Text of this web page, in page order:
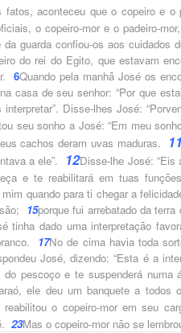
fatos, aconteceu que o copeiro e
o copeiro-mor e o padeiro-mor,
da guarda confiou-os aos cuidados
do rei do Egito, que estavam
6Quando pela manhã José os
casa de seu senhor: “Por que
interpretar”. Disse-lhes José:
seu sonho a José: “Em meu
cachos deram uvas maduras.
11
a ele”. 12Disse-lhe José: “Eis
e te reabilitará em tuas
quando para ti chegar a
15porque fui arrebatado da
tinha dado uma interpretação
17No de cima havia toda
José, dizendo: “Esta é a
pescoço e te suspenderá numa
ele deu um banquete a
o copeiro-mor em seu
23Mas o copeiro-mor não se